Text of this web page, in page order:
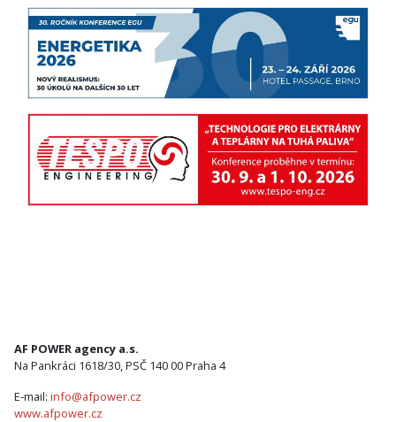
AF POWER agency a.s.
Na Pankráci 1618/30, PSČ 140 00 Praha 4
E-mail: info@afpower.cz
www.afpower.cz